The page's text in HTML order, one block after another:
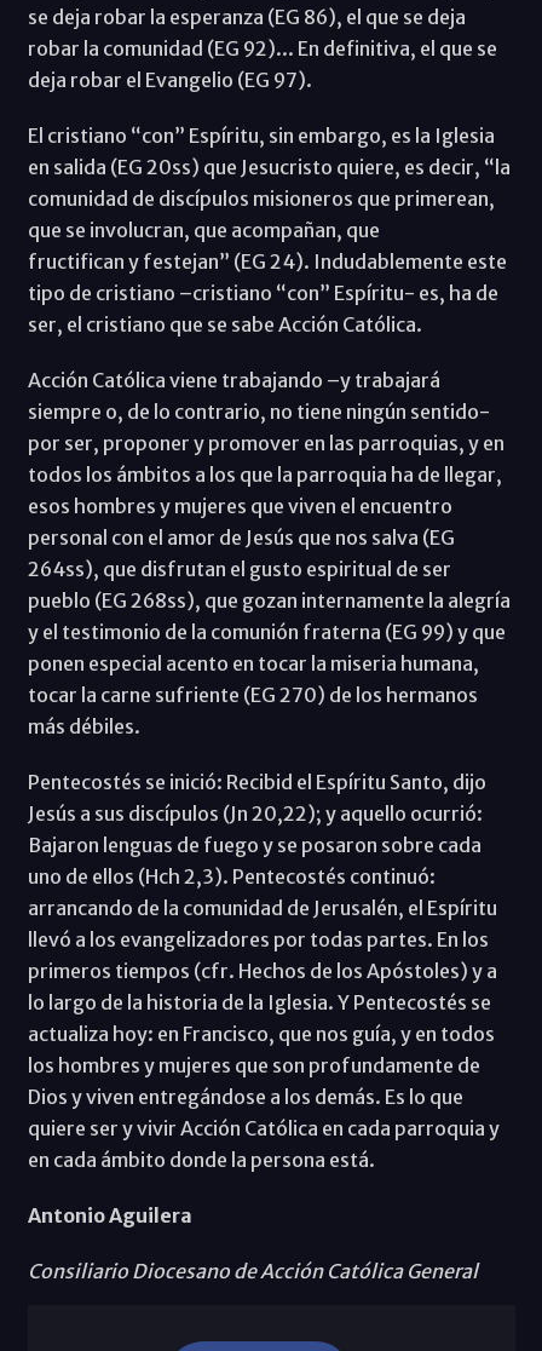
se deja robar la esperanza (EG 86), el que se deja
robar la comunidad (EG 92)... En definitiva, el que se
deja robar el Evangelio (EG 97).
El cristiano “con” Espíritu, sin embargo, es la Iglesia
en salida (EG 20ss) que Jesucristo quiere, es decir, “la
comunidad de discípulos misioneros que primerean,
que se involucran, que acompañan, que
fructifican y festejan” (EG 24). Indudablemente este
tipo de cristiano –cristiano “con” Espíritu- es, ha de
ser, el cristiano que se sabe Acción Católica.
Acción Católica viene trabajando –y trabajará
siempre o, de lo contrario, no tiene ningún sentido-
por ser, proponer y promover en las parroquias, y en
todos los ámbitos a los que la parroquia ha de llegar,
esos hombres y mujeres que viven el encuentro
personal con el amor de Jesús que nos salva (EG
264ss), que disfrutan el gusto espiritual de ser
pueblo (EG 268ss), que gozan internamente la alegría
y el testimonio de la comunión fraterna (EG 99) y que
ponen especial acento en tocar la miseria humana,
tocar la carne sufriente (EG 270) de los hermanos
más débiles.
Pentecostés se inició: Recibid el Espíritu Santo, dijo
Jesús a sus discípulos (Jn 20,22); y aquello ocurrió:
Bajaron lenguas de fuego y se posaron sobre cada
uno de ellos (Hch 2,3). Pentecostés continuó:
arrancando de la comunidad de Jerusalén, el Espíritu
llevó a los evangelizadores por todas partes. En los
primeros tiempos (cfr. Hechos de los Apóstoles) y a
lo largo de la historia de la Iglesia. Y Pentecostés se
actualiza hoy: en Francisco, que nos guía, y en todos
los hombres y mujeres que son profundamente de
Dios y viven entregándose a los demás. Es lo que
quiere ser y vivir Acción Católica en cada parroquia y
en cada ámbito donde la persona está.
Antonio Aguilera
Consiliario Diocesano de Acción Católica General